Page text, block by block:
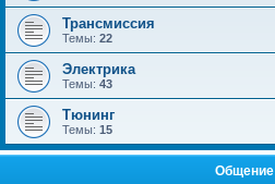
Трансмиссия
Темы: 22
Электрика
Темы: 43
Тюнинг
Темы: 15
Общение